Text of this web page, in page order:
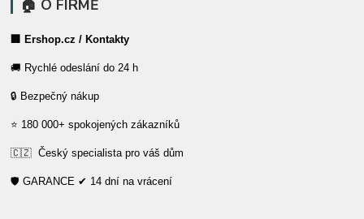
🏠 O FIRMĚ
🏢 Ershop.cz / Kontakty
🚚 Rychlé odeslání do 24 h
🔒 Bezpečný nákup
⭐ 180 000+ spokojených zákazníků
🇨🇿 Český specialista pro váš dům
🛡️ GARANCE ✔ 14 dní na vrácení